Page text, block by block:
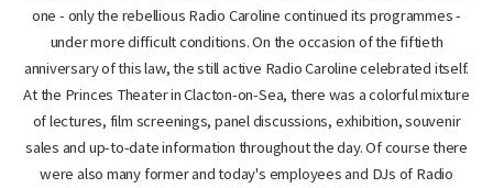
one - only the rebellious Radio Caroline continued its programmes -
under more difficult conditions. On the occasion of the fiftieth
anniversary of this law, the still active Radio Caroline celebrated itself.
At the Princes Theater in Clacton-on-Sea, there was a colorful mixture
of lectures, film screenings, panel discussions, exhibition, souvenir
sales and up-to-date information throughout the day. Of course there
were also many former and today's employees and DJs of Radio